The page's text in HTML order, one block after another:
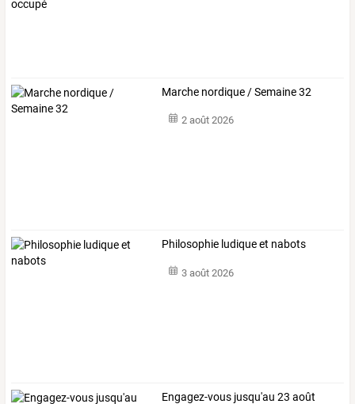
Marche nordique / Semaine 32
2 août 2026
Philosophie ludique et nabots
3 août 2026
Engagez-vous jusqu'au 23 août